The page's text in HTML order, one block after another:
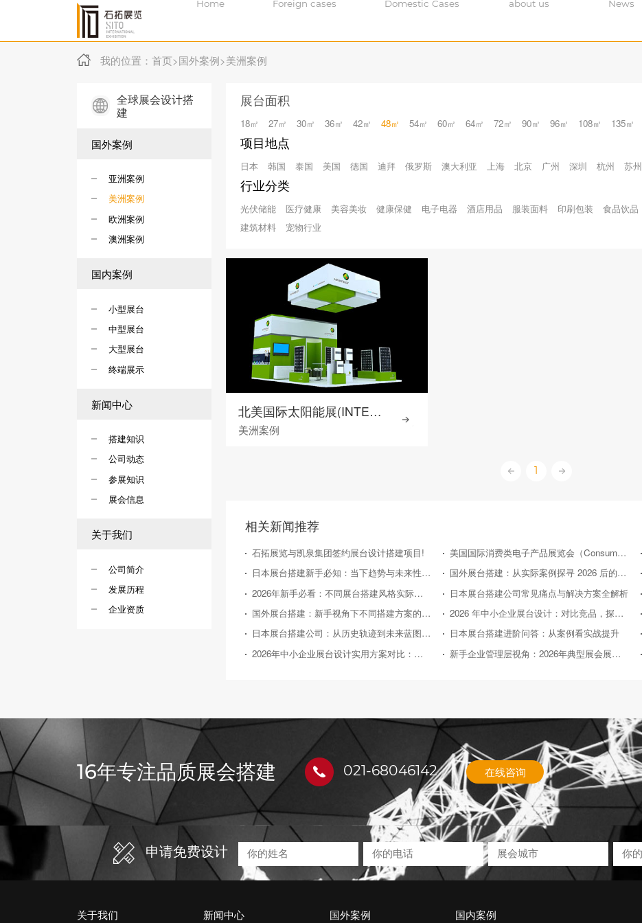
Home Foreign cases Domestic Cases about us News
我的位置： 首页>国外案例>美洲案例
全球展会设计搭
建
国外案例
亚洲案例
美洲案例
欧洲案例
澳洲案例
国内案例
小型展台
中型展台
大型展台
终端展示
新闻中心
搭建知识
公司动态
参展知识
展会信息
关于我们
公司简介
发展历程
企业资质
展台面积
18㎡ 27㎡ 30㎡ 36㎡ 42㎡ 48㎡ 54㎡ 60㎡ 64㎡ 72㎡ 90㎡ 96㎡ 108㎡ 135㎡
项目地点
日本 韩国 泰国 美国 德国 迪拜 俄罗斯 澳大利亚 上海 北京 广州 深圳 杭州 苏州
行业分类
光伏储能 医疗健康 美容美妆 健康保健 电子电器 酒店用品 服装面料 印刷包装 食品饮品
建筑材料
宠物行业
北美国际太阳能展(INTER SOLAR)
美洲案例
1
相关新闻推荐
石拓展览与凯泉集团签约展台设计搭建项目! 美国国际消费类电子产品展览会（Consumer Electronics Show，简称CES）
日本展台搭建新手必知：当下趋势与未来性价比走向
国外展台搭建：从实际案例探寻 2026 后的趋势方向
2026年新手必看：不同展台搭建风格实际效果对比评测
日本展台搭建公司常见痛点与解决方案全解析
国外展台搭建：新手视角下不同搭建方案的性价比对比
2026 年中小企业展台设计：对比竞品，探寻高性价比之路
日本展台搭建公司：从历史轨迹到未来蓝图的深度剖析
日本展台搭建进阶问答：从案例看实战提升
2026年中小企业展台设计实用方案对比：助力性价比之选
新手企业管理层视角：2026年典型展会展台搭建案例深度剖析
16年专注品质展会搭建 021-68046142 在线咨询
申请免费设计
关于我们 新闻中心 国外案例 国内案例